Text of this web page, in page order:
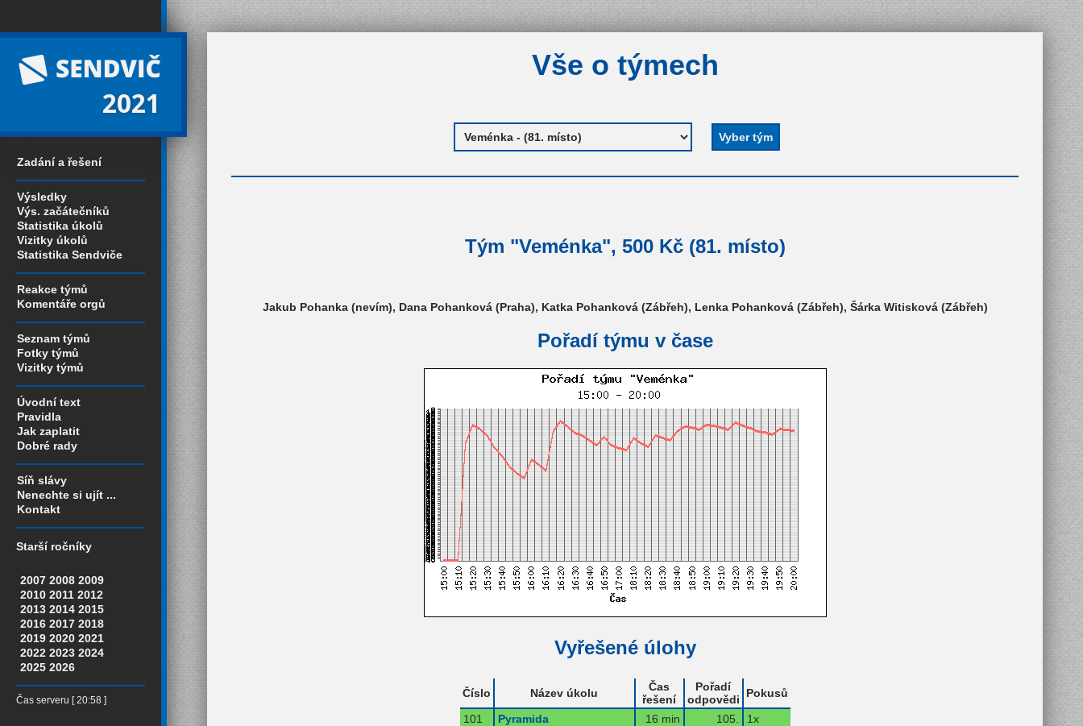
2021
Zadání a řešení
Výsledky
Výs. začátečníků
Statistika úkolů
Vizitky úkolů
Statistika Sendviče
Reakce týmů
Komentáře orgů
Seznam týmů
Fotky týmů
Vizitky týmů
Úvodní text
Pravidla
Jak zaplatit
Dobré rady
Síň slávy
Nenechte si ujít ...
Kontakt
Starší ročníky
2007 2008 2009
2010 2011 2012
2013 2014 2015
2016 2017 2018
2019 2020 2021
2022 2023 2024
2025 2026
Čas serveru [ 20:58 ]
Vše o týmech
Tým "Veménka", 500 Kč (81. místo)
Jakub Pohanka (nevím), Dana Pohanková (Praha), Katka Pohanková (Zábřeh), Lenka Pohanková (Zábřeh), Šárka Witisková (Zábřeh)
Pořadí týmu v čase
Vyřešené úlohy
Číslo Název úkolu
Čas
řešení
Pořadí
odpovědi
Pokusů
101
Pyramida 16 min 105.
1x